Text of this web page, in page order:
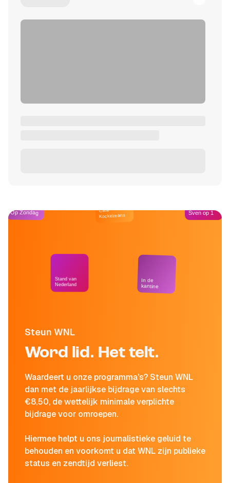
Steun WNL
Word lid. Het telt.
Waardeert u onze programma's? Steun WNL
dan met de jaarlijkse bijdrage van slechts
€8,50, de wettelijk minimale verplichte
bijdrage voor omroepen.
Hiermee helpt u ons journalistieke geluid te
behouden en voorkomt u dat WNL zijn publieke
status en zendtijd verliest.
Op Zondag
Stand van
Nederland
Café
Kockelmann
In de
kantine
Sven op 1